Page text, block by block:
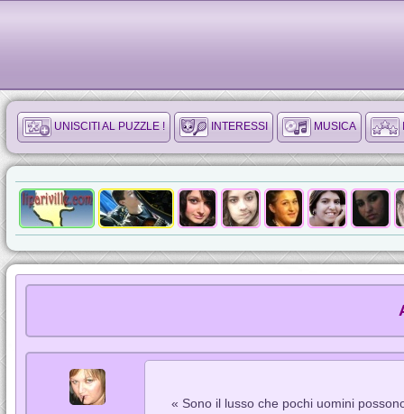
UNISCITI AL PUZZLE ! INTERESSI MUSICA
« Sono il lusso che pochi uomini